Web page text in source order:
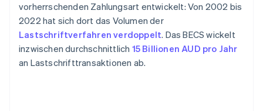
vorherrschenden Zahlungsart entwickelt: Von 2002 bis
2022 hat sich dort das Volumen der
Lastschriftverfahren verdoppelt. Das BECS wickelt
inzwischen durchschnittlich 15 Billionen AUD pro Jahr
an Lastschrifttransaktionen ab.